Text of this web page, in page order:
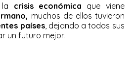
crisis económica que viene
muchos de ellos tuvieron
países, dejando a todos sus
un futuro mejor.